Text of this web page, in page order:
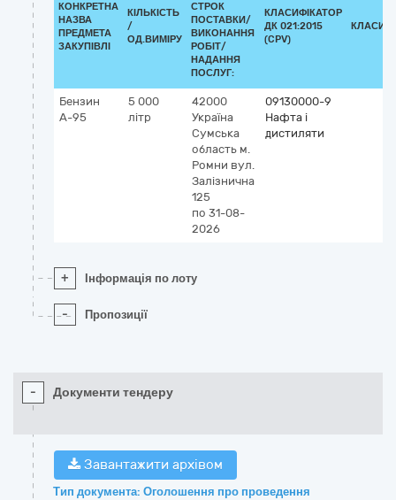
КОНКРЕТНА
НАЗВА
ПРЕДМЕТА
ЗАКУПІВЛІ
КІЛЬКІСТЬ
/
ОД.ВИМІРУ
СТРОК
ПОСТАВКИ/
ВИКОНАННЯ
РОБІТ/
НАДАННЯ
ПОСЛУГ:
КЛАСИФІКАТОР
ДК 021:2015
(CPV)
Бензин
А-95
5 000
літр
42000
Україна
Сумська
область м.
Ромни вул.
Залізнична
125
по 31-08-
2026
09130000-9
Нафта і
дистиляти
+ Інформація по лоту
- Пропозиції
- Документи тендеру
Завантажити архівом
Тип документа: Оголошення про проведення